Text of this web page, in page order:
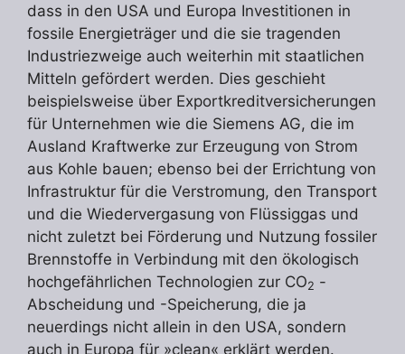
dass in den USA und Europa Investitionen in
fossile Energieträger und die sie tragenden
Industriezweige auch weiterhin mit staatlichen
Mitteln gefördert werden. Dies geschieht
beispielsweise über Exportkreditversicherungen
für Unternehmen wie die Siemens AG, die im
Ausland Kraftwerke zur Erzeugung von Strom
aus Kohle bauen; ebenso bei der Errichtung von
Infrastruktur für die Verstromung, den Transport
und die Wiedervergasung von Flüssiggas und
nicht zuletzt bei Förderung und Nutzung fossiler
Brennstoffe in Verbindung mit den ökologisch
hochgefährlichen Technologien zur CO2 -
Abscheidung und -Speicherung, die ja
neuerdings nicht allein in den USA, sondern
auch in Europa für »clean« erklärt werden.